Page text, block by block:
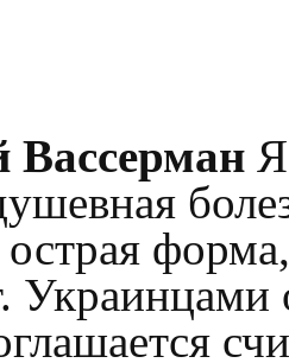
Вассерман
Украинцами